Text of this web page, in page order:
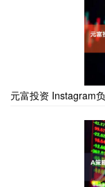
元富投资 Instagram